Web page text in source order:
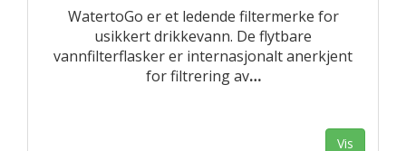
WatertoGo er et ledende filtermerke for
usikkert drikkevann. De flytbare
vannfilterflasker er internasjonalt anerkjent
for filtrering av…
Vis